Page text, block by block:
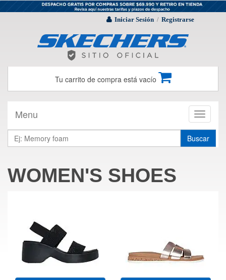
Iniciar Sesión / Registrarse
Tu carrito de compra está vacío
Toggle
Menu
Buscar
WOMEN'S SHOES